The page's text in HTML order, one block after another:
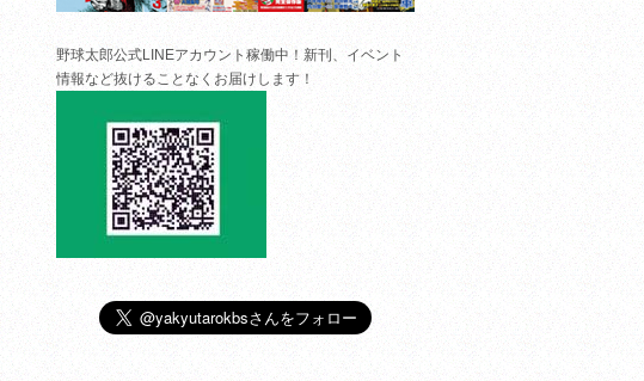
野球太郎公式LINEアカウント稼働中！新刊、イベント
情報など抜けることなくお届けします！